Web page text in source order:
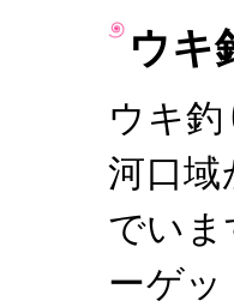
ウキ
ウキ
河口域
でい
ーゲ